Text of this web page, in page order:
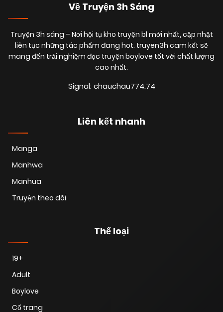
Về Truyện 3h Sáng
Truyện 3h sáng – Nơi hội tụ kho truyện bl mới nhất, cập nhật
liên tục những tác phẩm đang hot. truyen3h cam kết sẽ
mang đến trải nghiệm đọc truyện boylove tốt với chất lượng
cao nhất.
Signal: chauchau774.74
Liên kết nhanh
Manga
Manhwa
Manhua
Truyện theo dõi
Thể loại
19+
Adult
Boylove
Cổ trang